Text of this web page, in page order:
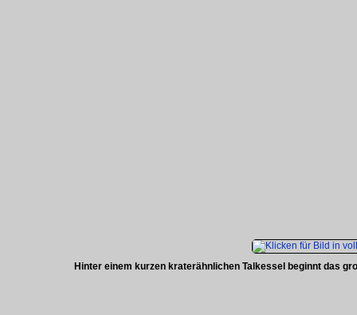
Hinter einem kurzen kraterähnlichen Talkessel beginnt das